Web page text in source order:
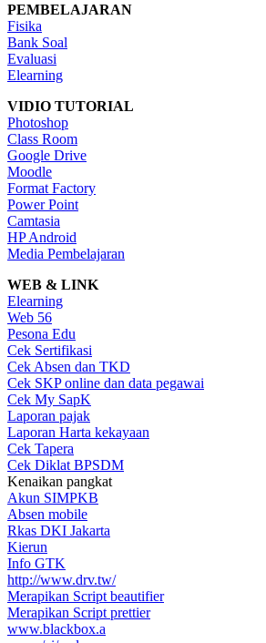
PEMBELAJARAN
Fisika
Bank Soal
Evaluasi
Elearning
VIDIO TUTORIAL
Photoshop
Class Room
Google Drive
Moodle
Format Factory
Power Point
Camtasia
HP Android
Media Pembelajaran
WEB & LINK
Elearning
Web 56
Pesona Edu
Cek Sertifikasi
Cek Absen dan TKD
Cek SKP online dan data pegawai
Cek My SapK
Laporan pajak
Laporan Harta kekayaan
Cek Tapera
Cek Diklat BPSDM
Kenaikan pangkat
Akun SIMPKB
Absen mobile
Rkas DKI Jakarta
Kierun
Info GTK
http://www.drv.tw/
Merapikan Script beautifier
Merapikan Script prettier
www.blackbox.a